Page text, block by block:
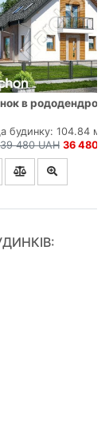
в
будинку: 104.84 м
39 480 UAH 36 480